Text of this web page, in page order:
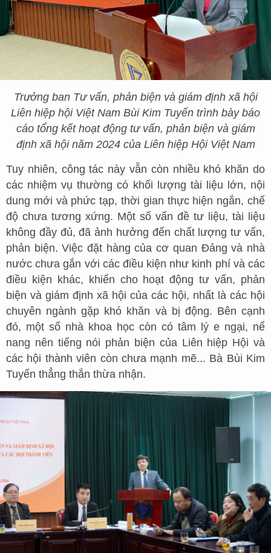
Trưởng ban Tư vấn, phản biện và giám định xã hội
Liên hiệp hội Việt Nam Bùi Kim Tuyến trình bày báo
cáo tổng kết hoạt động tư vấn, phản biện và giám
định xã hội năm 2024 của Liên hiệp Hội Việt Nam
Tuy nhiên, công tác này vẫn còn nhiều khó khăn do
các nhiệm vụ thường có khối lượng tài liệu lớn, nội
dung mới và phức tạp, thời gian thực hiện ngắn, chế
độ chưa tương xứng. Một số vấn đề tư liệu, tài liệu
không đầy đủ, đã ảnh hưởng đến chất lượng tư vấn,
phản biện. Việc đặt hàng của cơ quan Đảng và nhà
nước chưa gắn với các điều kiện như kinh phí và các
điều kiện khác, khiến cho hoạt động tư vấn, phản
biện và giám định xã hội của các hội, nhất là các hội
chuyên ngành gặp khó khăn và bị động. Bên cạnh
đó, một số nhà khoa học còn có tâm lý e ngại, nể
nang nên tiếng nói phản biện của Liên hiệp Hội và
các hội thành viên còn chưa mạnh mẽ... Bà Bùi Kim
Tuyến thẳng thắn thừa nhận.